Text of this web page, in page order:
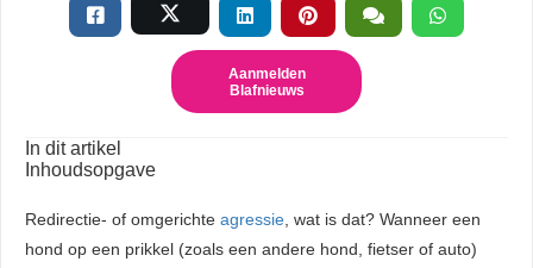
Aanmelden
Blafnieuws
In dit artikel
Inhoudsopgave
Redirectie- of omgerichte agressie , wat is dat? Wanneer een
hond op een prikkel (zoals een andere hond, fietser of auto)